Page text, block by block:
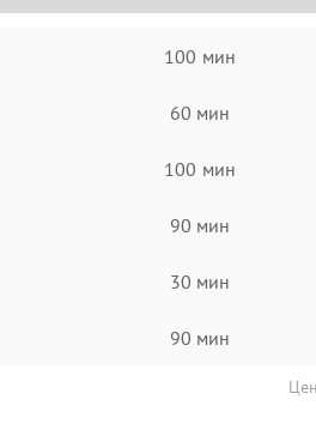
100 мин
60 мин
100 мин
90 мин
30 мин
90 мин